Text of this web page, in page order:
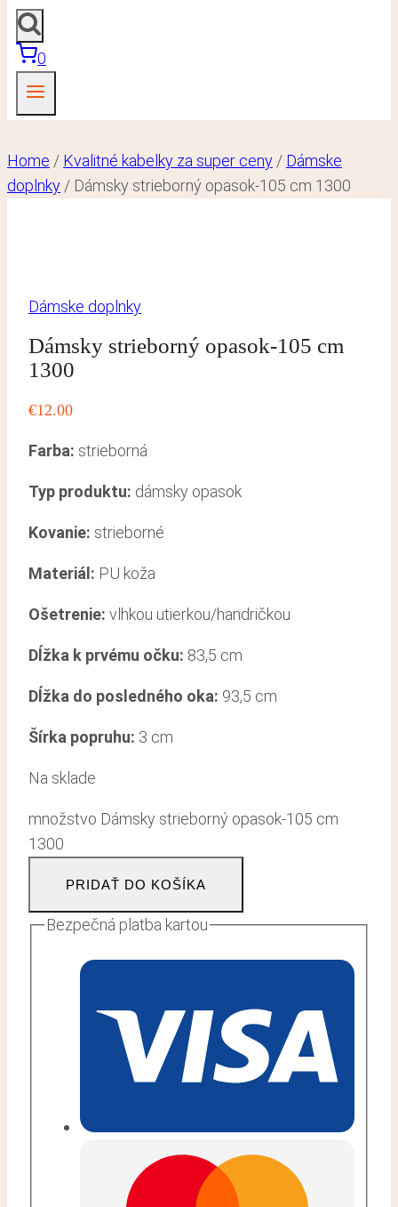
0
Home / Kvalitné kabelky za super ceny / Dámske
doplnky / Dámsky strieborný opasok-105 cm 1300
Dámske doplnky
Dámsky strieborný opasok-105 cm
1300
€12.00
Farba: strieborná
Typ produktu: dámsky opasok
Kovanie: strieborné
Materiál: PU koža
Ošetrenie: vlhkou utierkou/handričkou
Dĺžka k prvému očku: 83,5 cm
Dĺžka do posledného oka: 93,5 cm
Šírka popruhu: 3 cm
Na sklade
množstvo Dámsky strieborný opasok-105 cm
1300
PRIDAŤ DO KOŠÍKA
Bezpečná platba kartou